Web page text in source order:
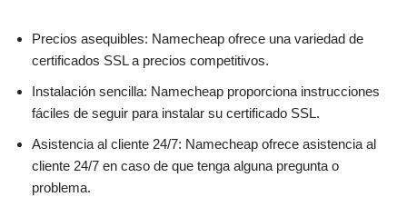
Precios asequibles: Namecheap ofrece una variedad de
certificados SSL a precios competitivos.
Instalación sencilla: Namecheap proporciona instrucciones
fáciles de seguir para instalar su certificado SSL.
Asistencia al cliente 24/7: Namecheap ofrece asistencia al
cliente 24/7 en caso de que tenga alguna pregunta o
problema.